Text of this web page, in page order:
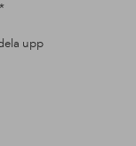
upp